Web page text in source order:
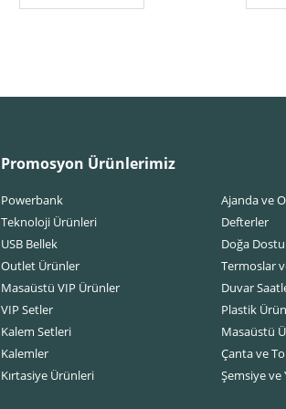
Promosyon Ürünlerimiz
Powerbank
Teknoloji Ürünleri
USB Bellek
Outlet Ürünler
Masaüstü VIP Ürünler
VIP Setler
Kalem Setleri
Kalemler
Kırtasiye Ürünleri
Ajanda ve
Defterler
Doğa
Termoslar
Duvar
Plastik
Masaüstü
Çanta ve
Şemsiye